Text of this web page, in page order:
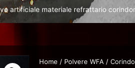
artificiale materiale refrattario
Home / Polvere WFA /